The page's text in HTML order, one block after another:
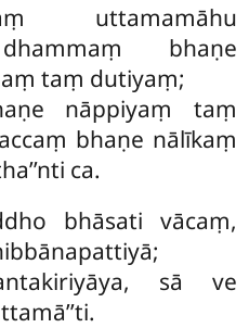
uttamamāhu
bhaṇe
taṃ dutiyaṃ;
nāppiyaṃ taṃ
bhaṇe nālīkaṃ
ca.
bhāsati vācaṃ,
sā ve